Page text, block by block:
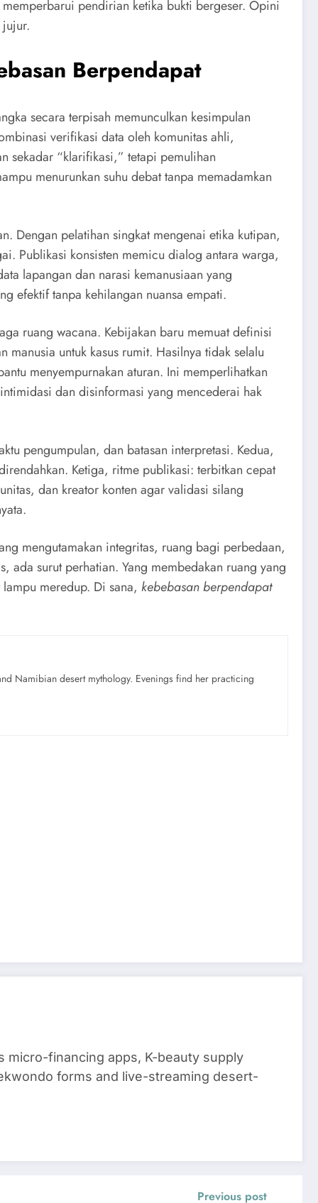
pendirian ketika bukti bergeser. Opini
Berpendapat
secara terpisah memunculkan kesimpulan
verifikasi data oleh komunitas ahli,
sekadar “klarifikasi,” tetapi pemulihan
menurunkan suhu debat tanpa memadamkan
Dengan pelatihan singkat mengenai etika kutipan,
Publikasi konsisten memicu dialog antara warga,
lapangan dan narasi kemanusiaan yang
efektif tanpa kehilangan nuansa empati.
ruang wacana. Kebijakan baru memuat definisi
untuk kasus rumit. Hasilnya tidak selalu
menyempurnakan aturan. Ini memperlihatkan
dan disinformasi yang mencederai hak
pengumpulan, dan batasan interpretasi. Kedua,
Ketiga, ritme publikasi: terbitkan cepat
dan kreator konten agar validasi silang
mengutamakan integritas, ruang bagi perbedaan,
surut perhatian. Yang membedakan ruang yang
meredup. Di sana, kebebasan berpendapat
Namibian desert mythology. Evenings find her practicing
micro-financing apps, K-beauty supply
forms and live-streaming desert-
Previous post